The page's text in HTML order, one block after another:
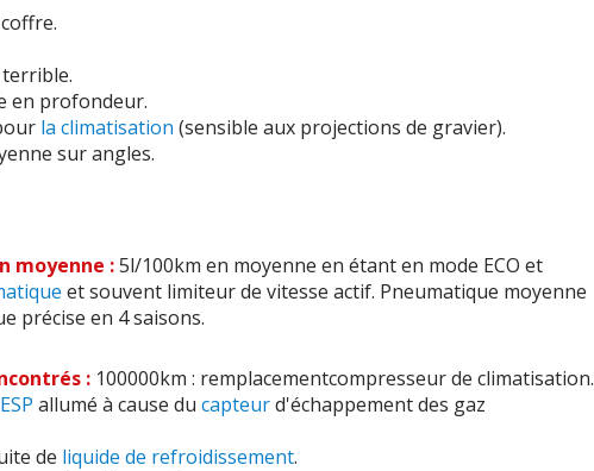
en profondeur.
la climatisation (sensible aux projections de gravier).
sur angles.
moyenne :5l/100km en moyenne en étant en mode ECO et
et souvent limiteur de vitesse actif. Pneumatique moyenne
précise en 4 saisons.
: 100000km : remplacementcompresseur de climatisation.
ESP allumé à cause du capteurd'échappement des gaz
de liquide de refroidissement.